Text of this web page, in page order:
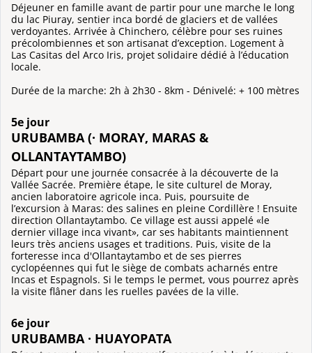
Déjeuner en famille avant de partir pour une marche le long
du lac Piuray, sentier inca bordé de glaciers et de vallées
verdoyantes. Arrivée à Chinchero, célèbre pour ses ruines
précolombiennes et son artisanat d’exception. Logement à
Las Casitas del Arco Iris, projet solidaire dédié à l’éducation
locale.
Durée de la marche: 2h à 2h30 - 8km - Dénivelé: + 100 mètres
5e jour
URUBAMBA (· MORAY, MARAS &
OLLANTAYTAMBO)
Départ pour une journée consacrée à la découverte de la
Vallée Sacrée. Première étape, le site culturel de Moray,
ancien laboratoire agricole inca. Puis, poursuite de
l’excursion à Maras: des salines en pleine Cordillère ! Ensuite
direction Ollantaytambo. Ce village est aussi appelé «le
dernier village inca vivant», car ses habitants maintiennent
leurs très anciens usages et traditions. Puis, visite de la
forteresse inca d'Ollantaytambo et de ses pierres
cyclopéennes qui fut le siège de combats acharnés entre
Incas et Espagnols. Si le temps le permet, vous pourrez après
la visite flâner dans les ruelles pavées de la ville.
6e jour
URUBAMBA · HUAYOPATA